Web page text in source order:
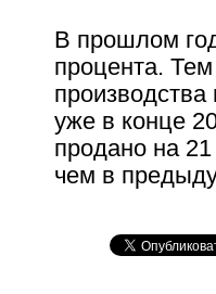
В прошлом
процента.
уже в конце
продано на
чем в